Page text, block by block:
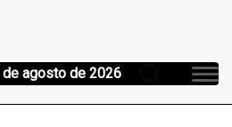
de agosto de 2026